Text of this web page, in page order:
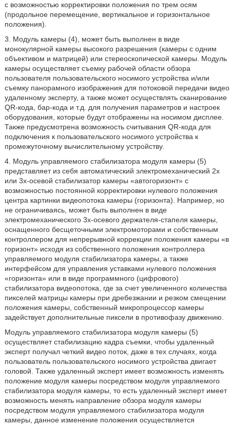
с возможностью корректировки положения по трем осям
(продольное перемещение, вертикальное и горизонтальное
положения).
3. Модуль камеры (4), может быть выполнен в виде
монокулярной камеры высокого разрешения (камеры с одним
объективом и матрицей) или стереоскопической камеры. Модуль
камеры осуществляет съемку рабочей области обзора
пользователя пользовательского носимого устройства и/или
съемку панорамного изображения для потоковой передачи видео
удаленному эксперту, а также может осуществлять сканирование
QR-кода, бар-кода и т.д. для получения параметров и настроек
оборудования, которые будут отображены на носимом дисплее.
Также предусмотрена возможность считывания QR-кода для
подключения к пользовательского носимого устройства к
промежуточному вычислительному устройству.
4. Модуль управляемого стабилизатора модуля камеры (5)
представляет из себя автоматический электромеханический 2х
или 3х-осевой стабилизатор камеры «автогоризонт» с
возможностью постоянной корректировки нулевого положения
центра картинки видеопотока камеры (горизонта). Например, но
не ограничиваясь, может быть выполнен в виде
электромеханического 3х-осевого держателя-стапеля камеры,
оснащенного бесщеточными электромоторами и собственным
контроллером для непрерывной коррекции положения камеры «в
горизонт» исходя из собственного положения контроллера
управляемого модуля стабилизатора камеры, а также
интерфейсом для управления уставками нулевого положения
«горизонта» или в виде программного (цифрового)
стабилизатора видеопотока, где за счет увеличенного количества
пикселей матрицы камеры при дребезжании и резком смещении
положения камеры, собственный микропроцессор камеры
задействует дополнительные пиксели в противофазу движению.
Модуль управляемого стабилизатора модуля камеры (5)
осуществляет стабилизацию кадра съемки, чтобы удаленный
эксперт получал четкий видео поток, даже в тех случаях, когда
пользователь пользовательского носимого устройства двигает
головой. Также удаленный эксперт имеет возможность изменять
положение модуля камеры посредством модуля управляемого
стабилизатора модуля камеры, то есть удаленный эксперт имеет
возможность менять направление обзора модуля камеры
посредством модуля управляемого стабилизатора модуля
камеры, данное изменение положения осуществляется